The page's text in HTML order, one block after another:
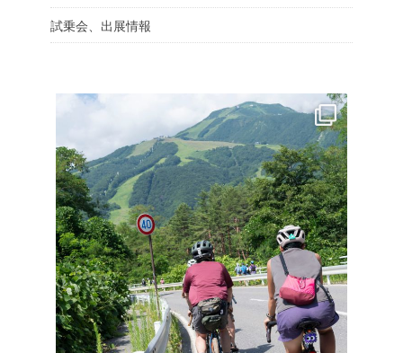
試乗会、出展情報